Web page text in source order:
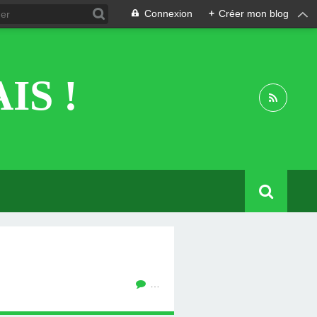
Connexion + Créer mon blog
!
…